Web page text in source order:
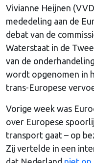
Vivianne Heijnen
mededeling aan de
debat van de
Waterstaat in de
van de
wordt opgenomen in
trans-Europese
Vorige week was
over Europese
transport gaat – op
Zij vertelde in een